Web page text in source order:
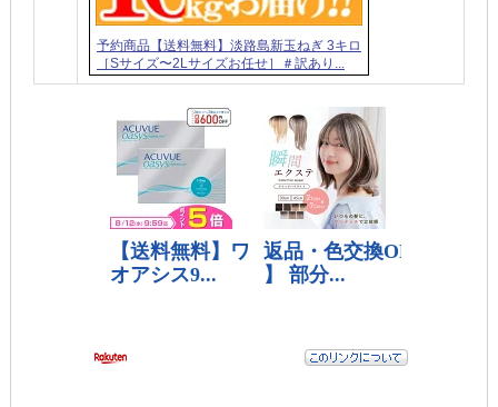
予約商品【送料無料】淡路島新玉ねぎ 3キロ
［Sサイズ〜2Lサイズお任せ］＃訳あり...